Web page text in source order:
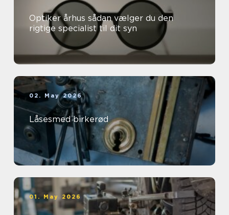
Optiker århus sådan vælger du den
rigtige specialist til dit syn
02. May 2026
Låsesmed birkerød
01. May 2026